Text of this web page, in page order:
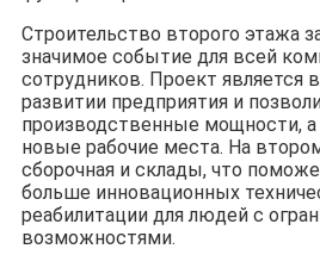
Строительство второго этажа
значимое событие для всей
сотрудников. Проект
развитии предприятия и
производственные мощности,
новые рабочие места. На
сборочная и склады, что
больше инновационных
реабилитации для людей с
возможностями.